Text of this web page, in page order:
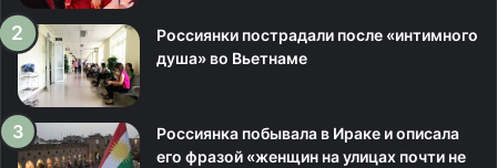
Россиянки пострадали после «интимного
душа» во Вьетнаме
Россиянка побывала в Ираке и описала
его фразой «женщин на улицах почти не